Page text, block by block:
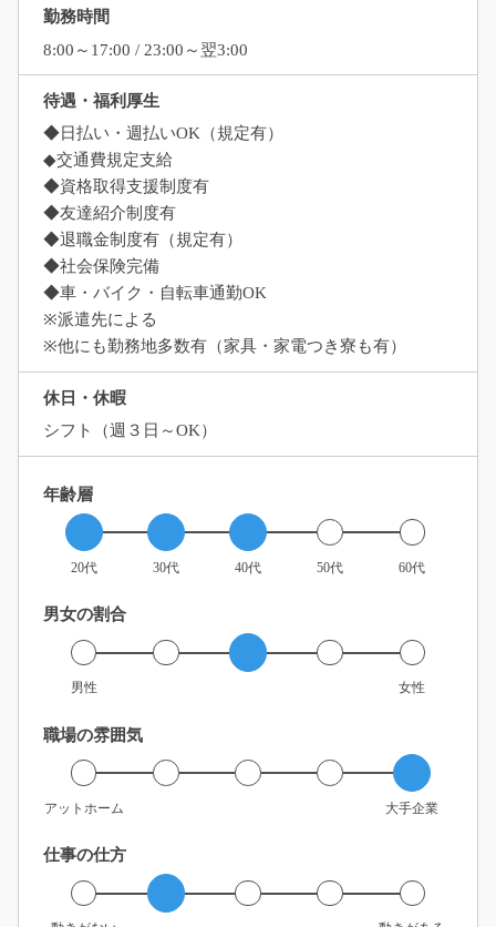
勤務時間
8:00～17:00 / 23:00～翌3:00
待遇・福利厚生
◆日払い・週払いOK（規定有）
◆交通費規定支給
◆資格取得支援制度有
◆友達紹介制度有
◆退職金制度有（規定有）
◆社会保険完備
◆車・バイク・自転車通勤OK
※派遣先による
※他にも勤務地多数有（家具・家電つき寮も有）
休日・休暇
シフト（週３日～OK）
年齢層
20代 30代 40代 50代 60代
男女の割合
男性 女性
職場の雰囲気
アットホーム 大手企業
仕事の仕方